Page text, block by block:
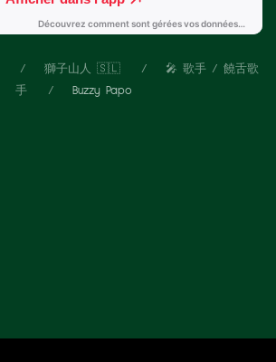
獅子山人 🇸🇱
🎤 歌手 / 饒舌歌
手
Buzzy Papo